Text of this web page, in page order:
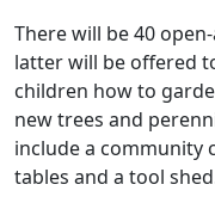
There will be 40
latter will be offered
children how to
new trees and
include a community
tables and a tool